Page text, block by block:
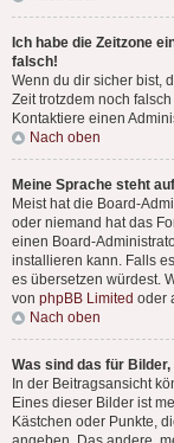
Ich habe die Zeitzone
falsch!
Wenn du dir sicher bist,
Zeit trotzdem noch
Kontaktiere einen
Nach oben
Meine Sprache steht
Meist hat die Board-
oder niemand hat das
einen Board-
installieren kann. Falls
es übersetzen würdest.
von phpBB Limited oder
Nach oben
Was sind das für
In der Beitragsansicht
Eines dieser Bilder ist
Kästchen oder Punkte,